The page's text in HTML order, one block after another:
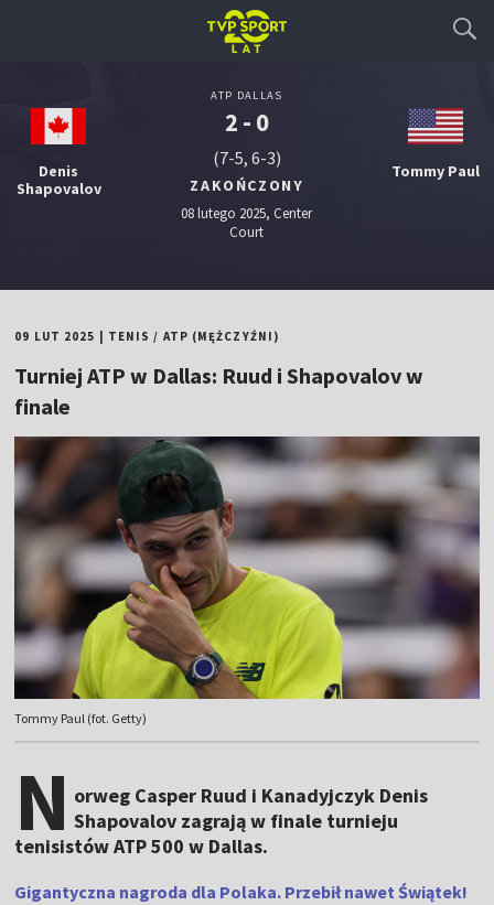
Denis
Shapovalov
ATP DALLAS
2 - 0
(7-5, 6-3)
ZAKOŃCZONY
08 lutego 2025, Center
Court
Tommy Paul
09 LUT 2025 TENIS / ATP (MĘŻCZYŹNI)
Turniej ATP w Dallas: Ruud i Shapovalov w
finale
Tommy Paul (fot. Getty)
N orweg Casper Ruud i Kanadyjczyk Denis
Shapovalov zagrają w finale turnieju
tenisistów ATP 500 w Dallas.
Gigantyczna nagroda dla Polaka. Przebił nawet Świątek!